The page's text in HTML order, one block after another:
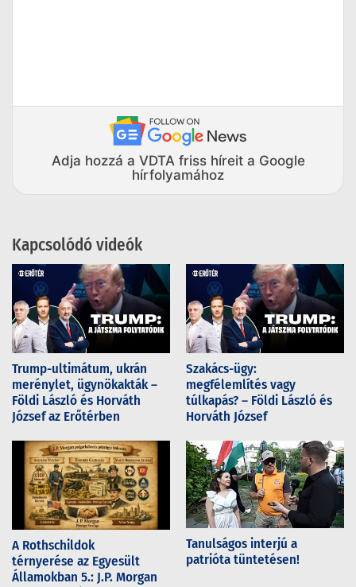
Adja hozzá a VDTA friss híreit a Google
hírfolyamához
Kapcsolódó videók
Trump-ultimátum, ukrán
merénylet, ügynökakták –
Földi László és Horváth
József az Erőtérben
Szakács-ügy:
megfélemlítés vagy
túlkapás? – Földi László és
Horváth József
A Rothschildok
térnyerése az Egyesült
Államokban 5.: J.P. Morgan
Tanulságos interjú a
patrióta tüntetésen!